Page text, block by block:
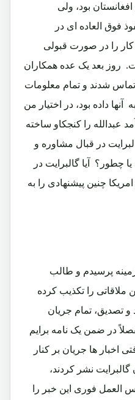
بود، ولی
فوق العاده ای در
را در صورت قبولی
روز بعد یک عده همکاران
شدند و تمام معلومات
داده بود، در اختیار من
عبدالله را کنجکاو ساخته
در قبال مشاوره و
آیا گالبرایت در
چنین پیشنهادی را به
پرسیدم و طالب
ملاقاتی را تکذیب کرده
و تصدیق، تمام جریان
در ضمن یک نامه برایم
اخبار ها جریان بر کنار
گالبرایت نشر کردند،
العمل فوری این خبر را